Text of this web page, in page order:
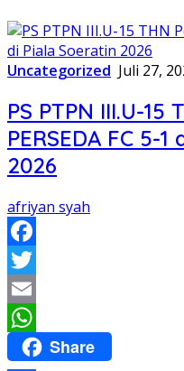
Uncategorized Juli 27,
PS PTPN III.U-
PERSEDA FC 5-
2026
afriyan syah
Facebook
Twitter
Email
WhatsApp
Share